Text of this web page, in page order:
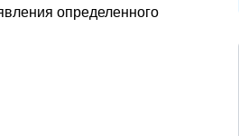
определенного